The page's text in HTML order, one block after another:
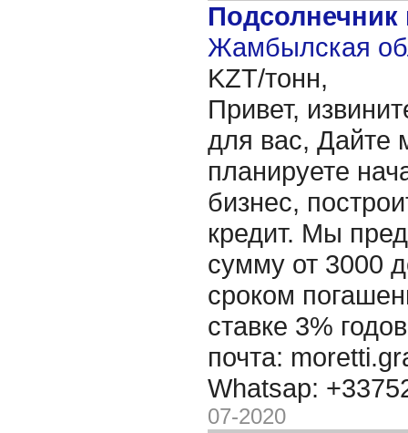
Жамбылская
KZT/тонн,
Привет,
для вас, Дайте
планируете
бизнес,
кредит. Мы
сумму от 3000
сроком
ставке 3%
почта:
Whatsap:
07-2020